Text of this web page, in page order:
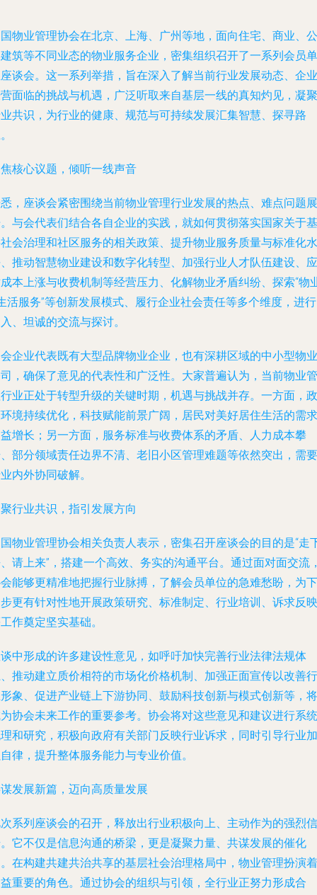
物业管理协会在北京、上海、广州等地，面向住宅、商业、公
筑等不同业态的物业服务企业，密集组织召开了一系列会员单
谈会。这一系列举措，旨在深入了解当前行业发展动态、企业
面临的挑战与机遇，广泛听取来自基层一线的真知灼见，凝聚
共识，为行业的健康、规范与可持续发展汇集智慧、探寻路
核心议题，倾听一线声音
，座谈会紧密围绕当前物业管理行业发展的热点、难点问题展
与会代表们结合各自企业的实践，就如何贯彻落实国家关于基
会治理和社区服务的相关政策、提升物业服务质量与标准化水
推动智慧物业建设和数字化转型、加强行业人才队伍建设、应
本上涨与收费机制等经营压力、化解物业矛盾纠纷、探索“物
活服务”等创新发展模式、履行企业社会责任等多个维度，进
、坦诚的交流与探讨。
企业代表既有大型品牌物业企业，也有深耕区域的中小型物业
，确保了意见的代表性和广泛性。大家普遍认为，当前物业管
业正处于转型升级的关键时期，机遇与挑战并存。一方面，政
境持续优化，科技赋能前景广阔，居民对美好居住生活的需求
增长；另一方面，服务标准与收费体系的矛盾、人力成本攀
部分领域责任边界不清、老旧小区管理难题等依然突出，需要
内外协同破解。
行业共识，指引发展方向
物业管理协会相关负责人表示，密集召开座谈会的目的是“走
请上来”，搭建一个高效、务实的沟通平台。通过面对面交流
能够更精准地把握行业脉搏，了解会员单位的急难愁盼，为下
更有针对性地开展政策研究、标准制定、行业培训、诉求反映
作奠定坚实基础。
中形成的许多建设性意见，如呼吁加快完善行业法律法规体
推动建立质价相符的市场化价格机制、加强正面宣传以改善行
象、促进产业链上下游协同、鼓励科技创新与模式创新等，将
协会未来工作的重要参考。协会将对这些意见和建议进行系统
和研究，积极向政府有关部门反映行业诉求，同时引导行业加
律，提升整体服务能力与专业价值。
发展新篇，迈向高质量发展
系列座谈会的召开，释放出行业积极向上、主动作为的强烈信
它不仅是信息沟通的桥梁，更是凝聚力量、共谋发展的催化
在构建共建共治共享的基层社会治理格局中，物业管理扮演着
重要的角色。通过协会的组织与引领，全行业正努力形成合